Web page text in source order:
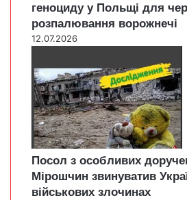
геноциду у Польщі для
розпалювання ворожнечі
12.07.2026
Посол з особливих
Мірошчин звинуватив
військових злочинах